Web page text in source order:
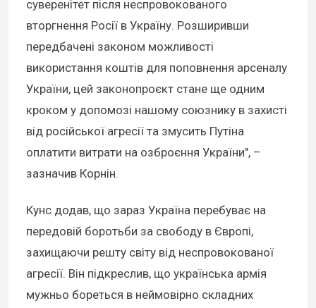
суверенітет після неспровокованого
вторгнення Росії в Україну. Розширивши
передбачені законом можливості
використання коштів для поповнення арсеналу
України, цей законопроєкт стане ще одним
кроком у допомозі нашому союзнику в захисті
від російської агресії та змусить Путіна
оплатити витрати на озброєння України", –
зазначив Корнін.
Кунс додав, що зараз Україна перебуває на
передовій боротьби за свободу в Європі,
захищаючи решту світу від неспровокованої
агресії. Він підкреслив, що українська армія
мужньо бореться в неймовірно складних